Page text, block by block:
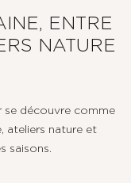
ENTRE
NATURE
se découvre comme
ateliers nature et
saisons.